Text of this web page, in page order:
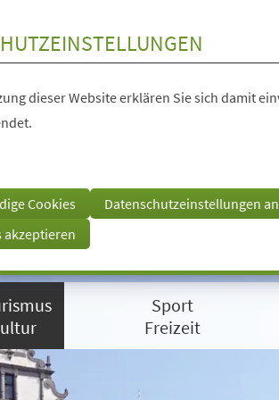
dieser Website erklären Sie sich damit
Cookies
Datenschutzeinstellungen
akzeptieren
Sport
Freizeit